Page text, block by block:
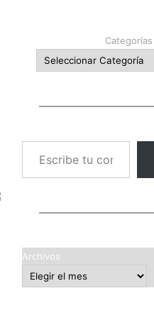
Categorías
Escribe tu correo electrónico…
Archivos